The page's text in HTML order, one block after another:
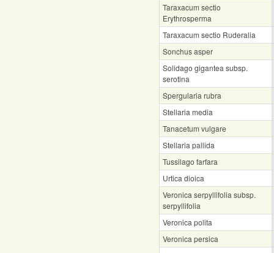
Taraxacum sectio
Erythrosperma
Taraxacum sectio Ruderalia
Sonchus asper
Solidago gigantea subsp.
serotina
Spergularia rubra
Stellaria media
Tanacetum vulgare
Stellaria pallida
Tussilago farfara
Urtica dioica
Veronica serpyllifolia subsp.
serpyllifolia
Veronica polita
Veronica persica